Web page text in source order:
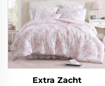
Extra Zacht